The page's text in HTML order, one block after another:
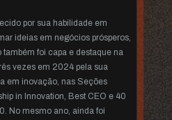
por sua habilidade em
ideias em negócios prósperos,
também foi capa e destaque na
vezes em 2024 pela sua
em inovação, nas Seções
in Innovation, Best CEO e 40
No mesmo ano, ainda foi